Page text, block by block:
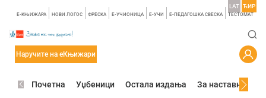
E-КЊИЖАРА НОВИ ЛОГОС ФРЕСКА E-УЧИОНИЦА E-УЧИ Е-ПЕДАГОШКА СВЕСКА TЕСТОМАТ
LAT ЋИР
Наручите на еКњижари
Почетна Уџбеници Остала издања За наставнике